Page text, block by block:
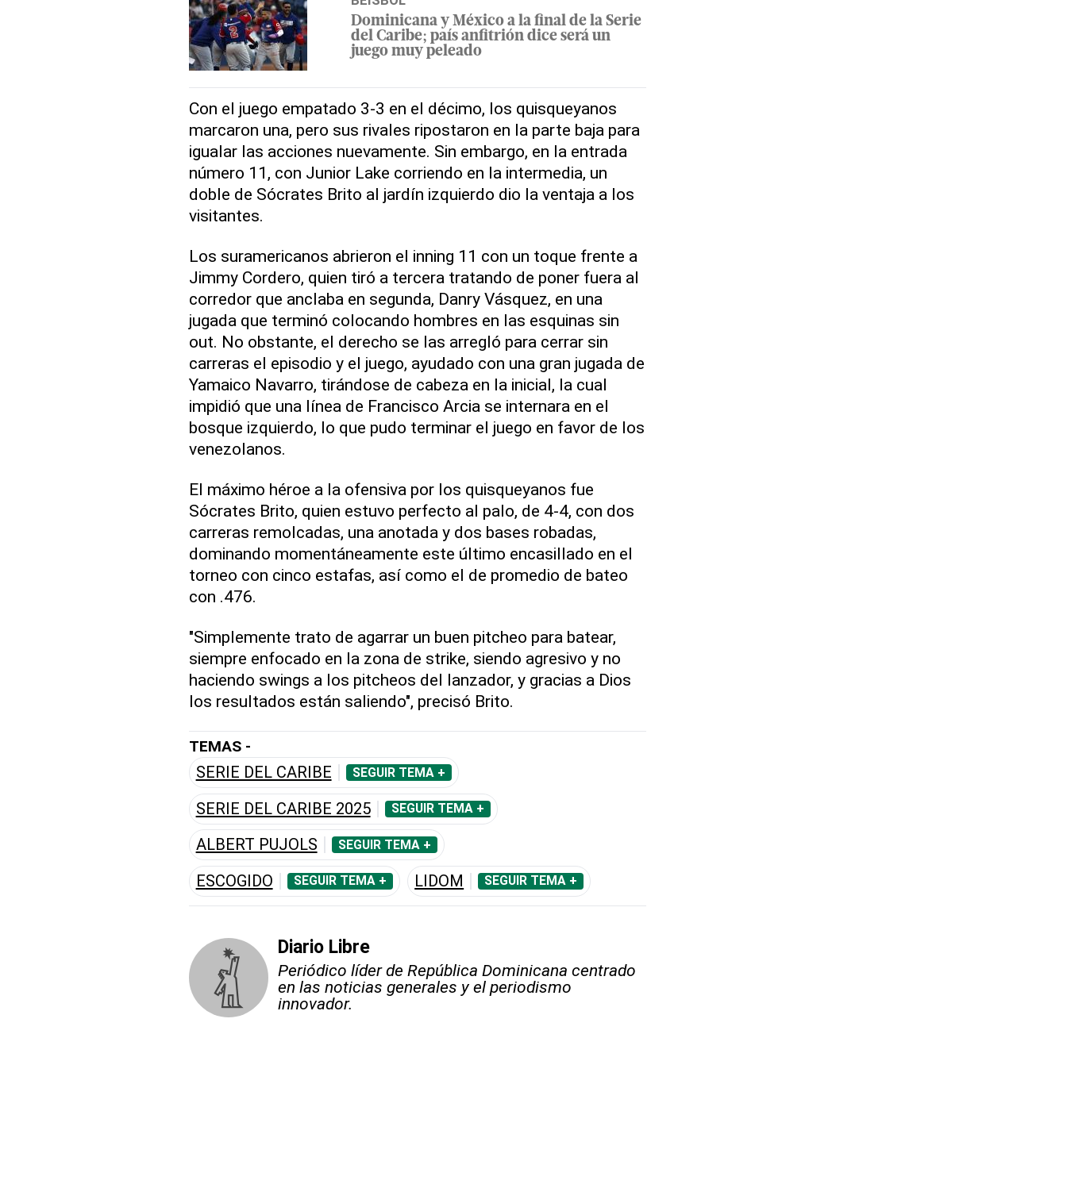
Dominicana y México a la final de la Serie
del Caribe; país anfitrión dice será un
juego muy peleado
Con el juego empatado 3-3 en el décimo, los quisqueyanos
marcaron una, pero sus rivales ripostaron en la parte baja para
igualar las acciones nuevamente. Sin embargo, en la entrada
número 11, con Junior Lake corriendo en la intermedia, un
doble de Sócrates Brito al jardín izquierdo dio la ventaja a los
visitantes.
Los suramericanos abrieron el inning 11 con un toque frente a
Jimmy Cordero, quien tiró a tercera tratando de poner fuera al
corredor que anclaba en segunda, Danry Vásquez, en una
jugada que terminó colocando hombres en las esquinas sin
out. No obstante, el derecho se las arregló para cerrar sin
carreras el episodio y el juego, ayudado con una gran jugada de
Yamaico Navarro, tirándose de cabeza en la inicial, la cual
impidió que una línea de Francisco Arcia se internara en el
bosque izquierdo, lo que pudo terminar el juego en favor de los
venezolanos.
El máximo héroe a la ofensiva por los quisqueyanos fue
Sócrates Brito, quien estuvo perfecto al palo, de 4-4, con dos
carreras remolcadas, una anotada y dos bases robadas,
dominando momentáneamente este último encasillado en el
torneo con cinco estafas, así como el de promedio de bateo
con .476.
"Simplemente trato de agarrar un buen pitcheo para batear,
siempre enfocado en la zona de strike, siendo agresivo y no
haciendo swings a los pitcheos del lanzador, y gracias a Dios
los resultados están saliendo", precisó Brito.
TEMAS -
SERIE DEL CARIBE SEGUIR TEMA +
SERIE DEL CARIBE 2025 SEGUIR TEMA +
ALBERT PUJOLS SEGUIR TEMA +
ESCOGIDO SEGUIR TEMA + LIDOM SEGUIR TEMA +
Diario Libre
Periódico líder de República Dominicana centrado
en las noticias generales y el periodismo
innovador.